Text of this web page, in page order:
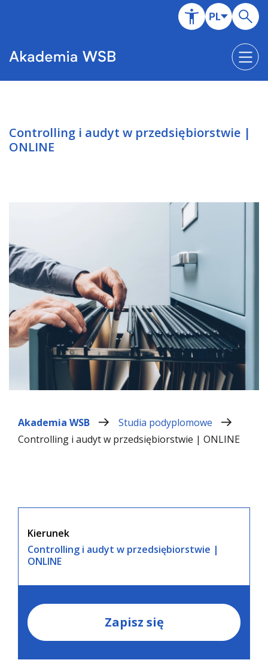
Controlling i audyt w przedsiębiorstwie |
ONLINE
Akademia WSB
Studia podyplomowe
Controlling i audyt w przedsiębiorstwie | ONLINE
Kierunek
Controlling i audyt w przedsiębiorstwie |
ONLINE
Zapisz się